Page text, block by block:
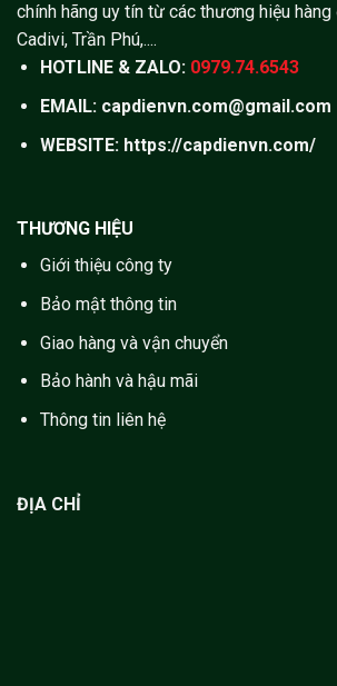
chính hãng uy tín từ các thương hiệu
Cadivi, Trần Phú,....
HOTLINE & ZALO: 0979.74.6543
EMAIL: capdienvn.com@gmail.com
WEBSITE: https://capdienvn.com/
THƯƠNG HIỆU
Giới thiệu công ty
Bảo mật thông tin
Giao hàng và vận chuyển
Bảo hành và hậu mãi
Thông tin liên hệ
ĐỊA CHỈ